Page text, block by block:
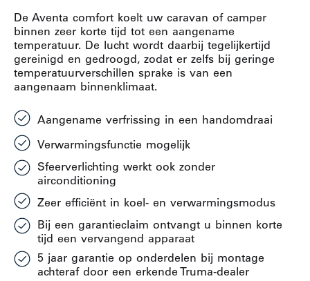
De Aventa comfort koelt uw caravan of camper
binnen zeer korte tijd tot een aangename
temperatuur. De lucht wordt daarbij tegelijkertijd
gereinigd en gedroogd, zodat er zelfs bij geringe
temperatuurverschillen sprake is van een
aangenaam binnenklimaat.
Aangename verfrissing in een handomdraai
Verwarmingsfunctie mogelijk
Sfeerverlichting werkt ook zonder
airconditioning
Zeer efficiënt in koel- en verwarmingsmodus
Bij een garantieclaim ontvangt u binnen korte
tijd een vervangend apparaat
5 jaar garantie op onderdelen bij montage
achteraf door een erkende Truma-dealer